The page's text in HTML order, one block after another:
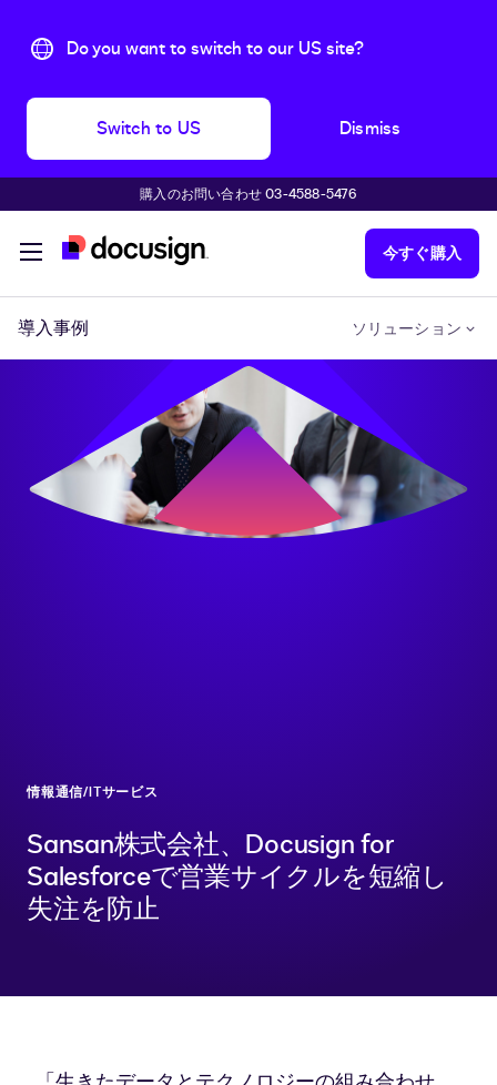
Do you want to switch to our US site?
Switch to US Dismiss
購入のお問い合わせ 03-4588-5476
今すぐ購入
導入事例 ソリューション
情報通信/ITサービス
Sansan株式会社、Docusign for
Salesforceで営業サイクルを短縮し
失注を防止